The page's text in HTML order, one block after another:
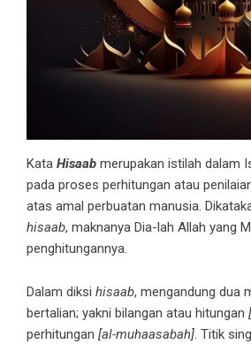
Kata Hisaab merupakan istilah dalam
pada proses perhitungan atau
atas amal perbuatan manusia.
hisaab, maknanya Dia-lah Allah yang
penghitungannya.
Dalam diksi hisaab, mengandung dua
bertalian; yakni bilangan atau hitungan
perhitungan [al-muhaasabah]. Titik